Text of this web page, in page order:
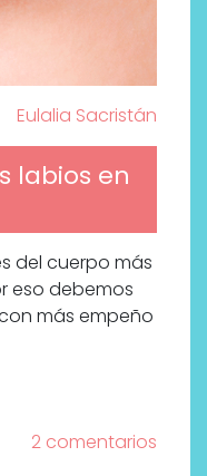
Eulalia Sacristán
labios en
del cuerpo más
eso debemos
más empeño
2 comentarios